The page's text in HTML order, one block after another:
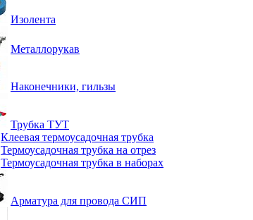
Изолента
Металлорукав
Наконечники, гильзы
Трубка ТУТ
Клеевая термоусадочная трубка
Термоусадочная трубка на отрез
Термоусадочная трубка в наборах
Арматура для провода СИП